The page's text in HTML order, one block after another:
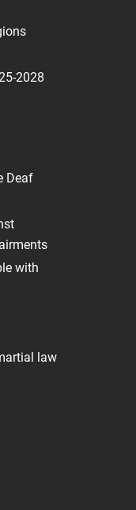
2028
Deaf
with
law